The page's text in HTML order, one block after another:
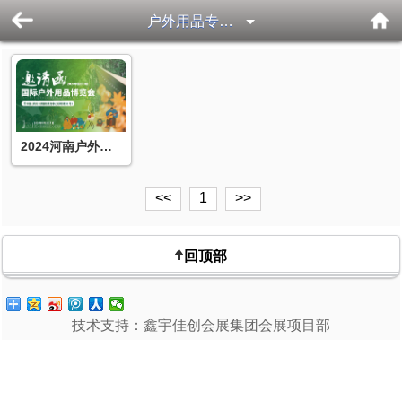
户外用品专题展
2024河南户外用品专题展（2024河南文旅会）
<< 1 >>
回顶部
技术支持：鑫宇佳创会展集团会展项目部